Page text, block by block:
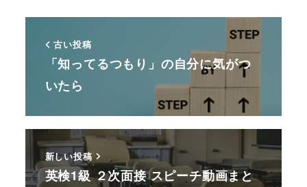
古い投稿
「知ってるつもり」の自分に気がつ
いたら
新しい投稿
英検1級 ２次面接 スピーチ動画まと